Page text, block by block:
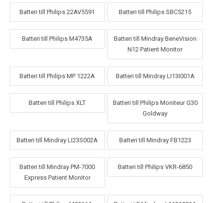
Batteri till Philips 22AV5591 Batteri till Philips SBC5215
Batteri till Philips M4735A
Batteri till Mindray BeneVision
N12 Patient Monitor
Batteri till Philips MP 1222A Batteri till Mindray LI13I001A
Batteri till Philips XLT
Batteri till Philips Moniteur G30
Goldway
Batteri till Mindray LI23S002A Batteri till Mindray FB1223
Batteri till Mindray PM-7000
Express Patient Monitor
Batteri till Philips VKR-6850